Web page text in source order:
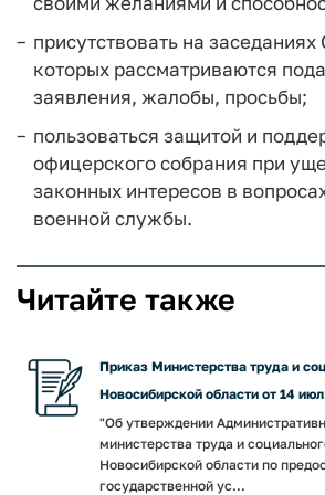
присутствовать на заседаниях
которых рассматриваются
заявления, жалобы, просьбы;
пользоваться защитой и
офицерского собрания при
законных интересов в
военной службы.
Читайте также
Приказ Министерства труда и
Новосибирской области от 14
"Об утверждении
министерства труда и
Новосибирской области по
государственной ус...